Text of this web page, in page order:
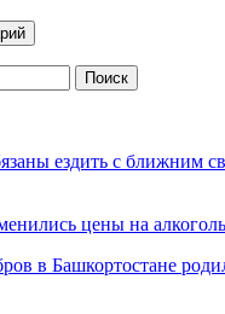
ездить с ближним
цены на
в Башкортостане